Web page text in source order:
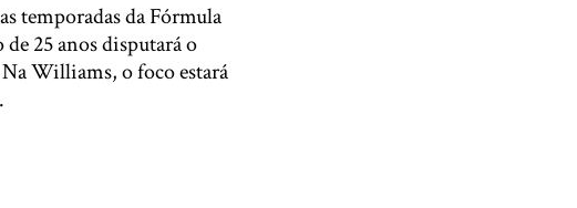
temporadas da Fórmula
25 anos disputará o
Williams, o foco estará